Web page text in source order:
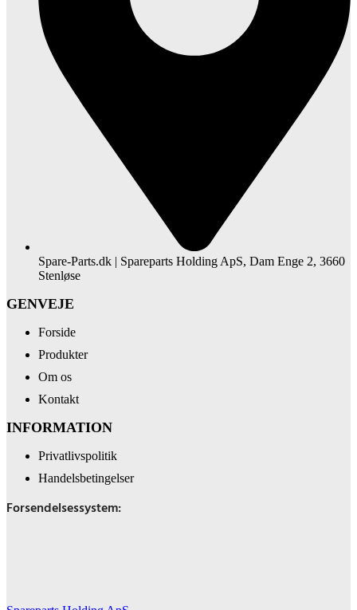
Spare-Parts.dk | Spareparts Holding ApS, Dam Enge 2, 3660
Stenløse
GENVEJE
Forside
Produkter
Om os
Kontakt
INFORMATION
Privatlivspolitik
Handelsbetingelser
Forsendelsessystem: